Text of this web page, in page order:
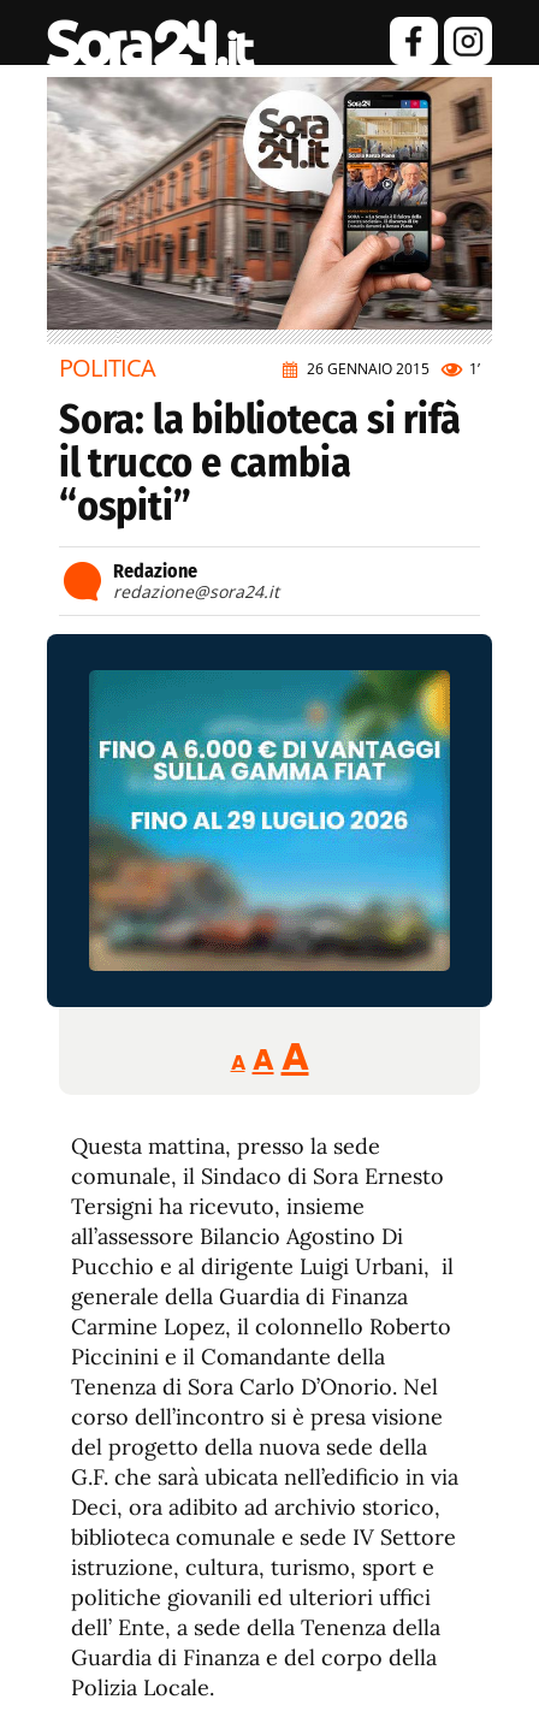
26 GENNAIO 2015 1’
POLITICA
Sora: la biblioteca si rifà
il trucco e cambia
“ospiti”
Redazione
redazione@sora24.it
A
Reducir
tamaño
A Restablecer
de
fuente
AAumentar
de
fuente.
Questa mattina, presso la sede
comunale, il Sindaco di Sora Ernesto
Tersigni ha ricevuto, insieme
all’assessore Bilancio Agostino Di
Pucchio e al dirigente Luigi Urbani, il
generale della Guardia di Finanza
Carmine Lopez, il colonnello Roberto
Piccinini e il Comandante della
Tenenza di Sora Carlo D’Onorio. Nel
corso dell’incontro si è presa visione
del progetto della nuova sede della
G.F. che sarà ubicata nell’edificio in via
Deci, ora adibito ad archivio storico,
biblioteca comunale e sede IV Settore
istruzione, cultura, turismo, sport e
politiche giovanili ed ulteriori uffici
dell’ Ente, a sede della Tenenza della
Guardia di Finanza e del corpo della
Polizia Locale.